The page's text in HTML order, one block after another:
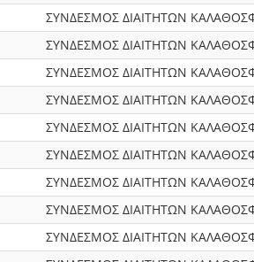
ΣΥΝΔΕΣΜΟΣ ΔΙΑΙΤΗΤΩΝ
ΣΥΝΔΕΣΜΟΣ ΔΙΑΙΤΗΤΩΝ
ΣΥΝΔΕΣΜΟΣ ΔΙΑΙΤΗΤΩΝ
ΣΥΝΔΕΣΜΟΣ ΔΙΑΙΤΗΤΩΝ
ΣΥΝΔΕΣΜΟΣ ΔΙΑΙΤΗΤΩΝ
ΣΥΝΔΕΣΜΟΣ ΔΙΑΙΤΗΤΩΝ
ΣΥΝΔΕΣΜΟΣ ΔΙΑΙΤΗΤΩΝ
ΣΥΝΔΕΣΜΟΣ ΔΙΑΙΤΗΤΩΝ
ΣΥΝΔΕΣΜΟΣ ΔΙΑΙΤΗΤΩΝ